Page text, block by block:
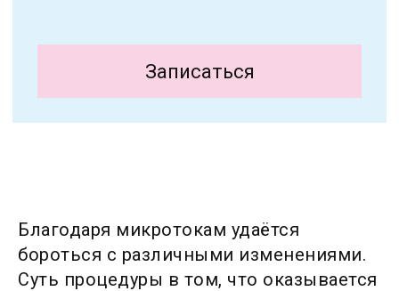
Благодаря микротокам удаётся
бороться с различными изменениями.
Суть процедуры в том, что оказывается